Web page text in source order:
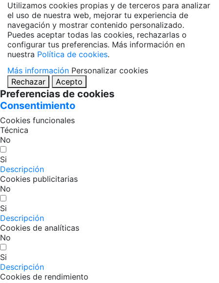
Utilizamos cookies propias y de terceros para analizar
el uso de nuestra web, mejorar tu experiencia de
navegación y mostrar contenido personalizado.
Puedes aceptar todas las cookies, rechazarlas o
configurar tus preferencias. Más información en
nuestra Política de cookies.
Más información Personalizar cookies
Rechazar
Acepto
Preferencias de cookies
Consentimiento
Cookies funcionales
Técnica
No
Si
Descripción
Cookies publicitarias
No
Si
Descripción
Cookies de analíticas
No
Si
Descripción
Cookies de rendimiento